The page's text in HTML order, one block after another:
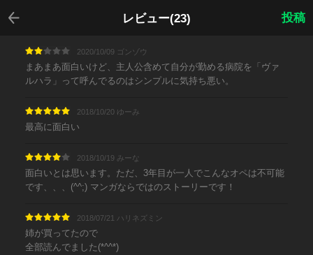
レビュー(23)
戻る
投稿
2020/10/09 ゴンゾウ
まあまあ面白いけど、主人公含めて自分が勤める病院を「ヴァ
ルハラ」って呼んでるのはシンプルに気持ち悪い。
2018/10/20 ゆーみ
最高に面白い
2018/10/19 みーな
面白いとは思います。ただ、3年目が一人でこんなオペは不可能
です、、、(^^;) マンガならではのストーリーです！
2018/07/21 ハリネズミン
姉が買ってたので
全部読んでました(*^^*)